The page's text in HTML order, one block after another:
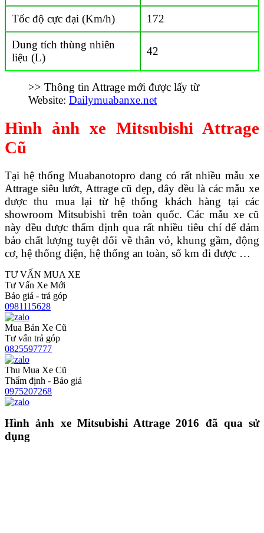
Tốc độ cực đại (Km/h) 172
Dung tích thùng nhiên
liệu (L)
42
>> Thông tin Attrage mới được lấy từ
Website: Dailymuabanxe.net
Hình ảnh xe Mitsubishi Attrage
Cũ
Tại hệ thống Muabanotopro đang có rất nhiều mẫu xe
Attrage siêu lướt, Attrage cũ đẹp, đây đều là các mẫu xe
được thu mua lại từ hệ thống khách hàng tại các
showroom Mitsubishi trên toàn quốc. Các mẫu xe cũ
này đều được thẩm định qua rất nhiều tiêu chí để đảm
bảo chất lượng tuyệt đối về thân vỏ, khung gầm, động
cơ, hệ thống điện, hệ thống an toàn, số km đi được …
TƯ VẤN MUA XE
Tư Vấn Xe Mới
Báo giá - trả góp
0981115628
Mua Bán Xe Cũ
Tư vấn trả góp
0825597777
Thu Mua Xe Cũ
Thẩm định - Báo giá
0975207268
Hình ảnh xe Mitsubishi Attrage 2016 đã qua sử
dụng